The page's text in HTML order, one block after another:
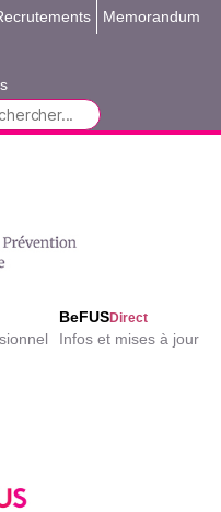
Memorandum
BeFUSDirect
Infos et mises à jour